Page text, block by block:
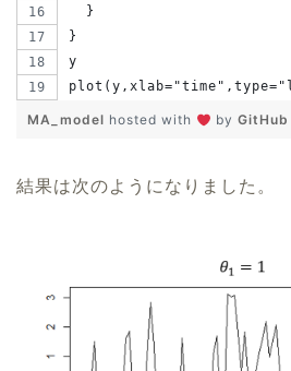
  }
}
y
MA_model hosted with by GitHub
結果は次のようになりました。